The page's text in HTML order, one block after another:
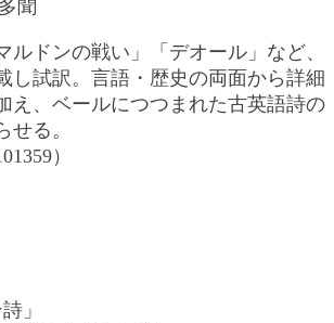
聞
ルドンの戦い」「デオール」など、
し試訳。言語・歴史の両面から詳細
え、ベールにつつまれた古英語詩の
せる。
）
」